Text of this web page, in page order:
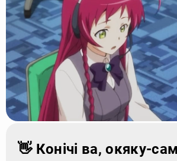
👋 Конічі ва, окяку-